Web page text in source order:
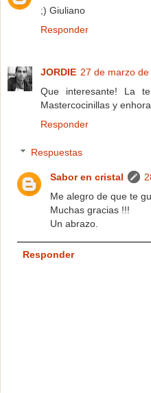
;) Giuliano
Responder
JORDIE 27 de marzo
Que interesante! La
Mastercocinillas y
Responder
Respuestas
Sabor en cristal
Me alegro de que te
Muchas gracias !!!
Un abrazo.
Responder